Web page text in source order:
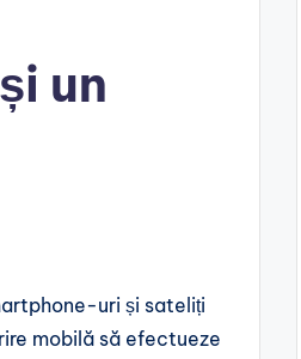
un
uri și sateliți
mobilă să efectueze